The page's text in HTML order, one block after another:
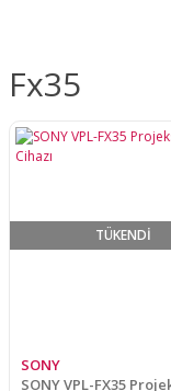
Fx35
TÜKENDİ
SONY
SONY VPL-FX35